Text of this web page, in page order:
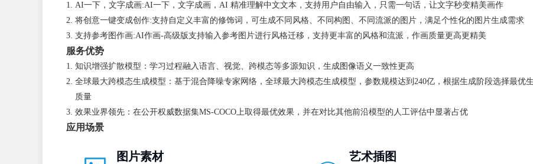
AI一下，文字成画:AI一下，文字成画，AI 精准理解中文文本，支持用户自由输入，只需一句话，让文字秒变精美画作
将创意一键变成创作:支持自定义丰富的修饰词，可生成不同风格、不同构图、不同流派的图片，满足个性化的图片生成需求
支持参考图作画:AI作画-高级版支持输入参考图片进行风格迁移，支持更丰富的风格和流派，作画质量更高更精美
服务优势
知识增强扩散模型：学习过程融入语言、视觉、跨模态等多源知识，生成图像语义一致性更高
全球最大跨模态生成模型：基于混合降噪专家网络，全球最大跨模态生成模型，参数规模达到240亿，根据生成阶段选择最优
质量
效果业界领先：在公开权威数据集MS-COCO上取得最优效果，并在对比其他前沿模型的人工评估中显著占优
应用场景
图片素材 艺术插图